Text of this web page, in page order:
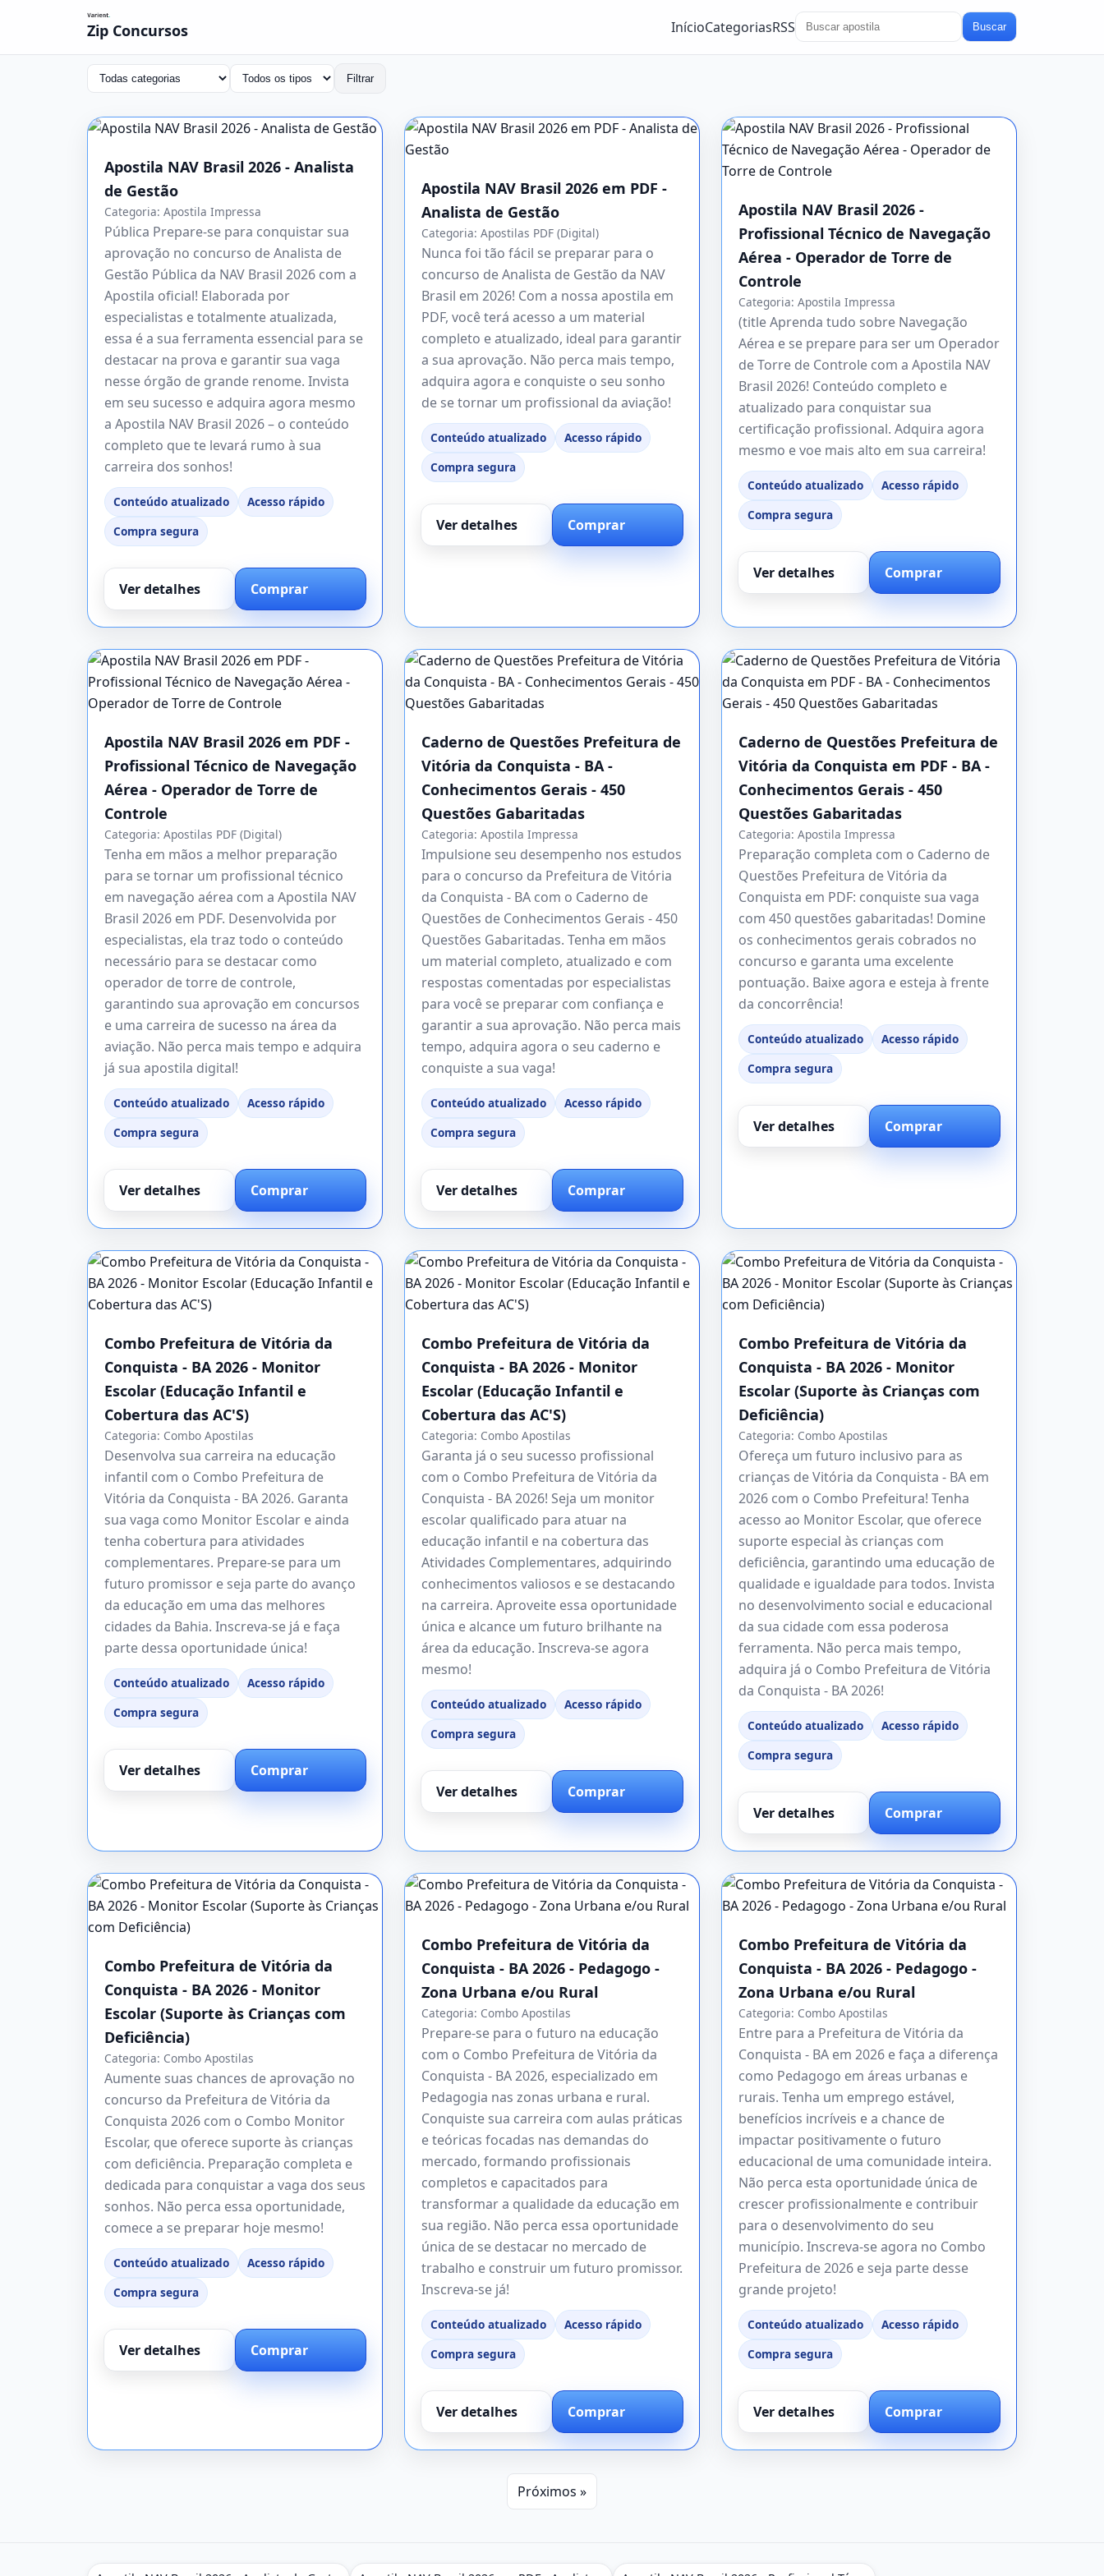
Zip Concursos InícioCategoriasRSS Buscar
Filtrar
Apostila NAV Brasil 2026 - Analista
de Gestão
Categoria: Apostila Impressa
Pública Prepare-se para conquistar sua
aprovação no concurso de Analista de
Gestão Pública da NAV Brasil 2026 com a
Apostila oficial! Elaborada por
especialistas e totalmente atualizada,
essa é a sua ferramenta essencial para se
destacar na prova e garantir sua vaga
nesse órgão de grande renome. Invista
em seu sucesso e adquira agora mesmo
a Apostila NAV Brasil 2026 – o conteúdo
completo que te levará rumo à sua
carreira dos sonhos!
Conteúdo atualizado
Acesso rápido
Compra segura
Ver detalhes Comprar
Apostila NAV Brasil 2026 em PDF -
Analista de Gestão
Categoria: Apostilas PDF (Digital)
Nunca foi tão fácil se preparar para o
concurso de Analista de Gestão da NAV
Brasil em 2026! Com a nossa apostila em
PDF, você terá acesso a um material
completo e atualizado, ideal para garantir
a sua aprovação. Não perca mais tempo,
adquira agora e conquiste o seu sonho
de se tornar um profissional da aviação!
Conteúdo atualizado
Acesso rápido
Compra segura
Ver detalhes Comprar
Apostila NAV Brasil 2026 -
Profissional Técnico de Navegação
Aérea - Operador de Torre de
Controle
Categoria: Apostila Impressa
(title Aprenda tudo sobre Navegação
Aérea e se prepare para ser um Operador
de Torre de Controle com a Apostila NAV
Brasil 2026! Conteúdo completo e
atualizado para conquistar sua
certificação profissional. Adquira agora
mesmo e voe mais alto em sua carreira!
Conteúdo atualizado
Acesso rápido
Compra segura
Ver detalhes Comprar
Apostila NAV Brasil 2026 em PDF -
Profissional Técnico de Navegação
Aérea - Operador de Torre de
Controle
Categoria: Apostilas PDF (Digital)
Tenha em mãos a melhor preparação
para se tornar um profissional técnico
em navegação aérea com a Apostila NAV
Brasil 2026 em PDF. Desenvolvida por
especialistas, ela traz todo o conteúdo
necessário para se destacar como
operador de torre de controle,
garantindo sua aprovação em concursos
e uma carreira de sucesso na área da
aviação. Não perca mais tempo e adquira
já sua apostila digital!
Conteúdo atualizado
Acesso rápido
Compra segura
Ver detalhes Comprar
Caderno de Questões Prefeitura de
Vitória da Conquista - BA -
Conhecimentos Gerais - 450
Questões Gabaritadas
Categoria: Apostila Impressa
Impulsione seu desempenho nos estudos
para o concurso da Prefeitura de Vitória
da Conquista - BA com o Caderno de
Questões de Conhecimentos Gerais - 450
Questões Gabaritadas. Tenha em mãos
um material completo, atualizado e com
respostas comentadas por especialistas
para você se preparar com confiança e
garantir a sua aprovação. Não perca mais
tempo, adquira agora o seu caderno e
conquiste a sua vaga!
Conteúdo atualizado
Acesso rápido
Compra segura
Ver detalhes Comprar
Caderno de Questões Prefeitura de
Vitória da Conquista em PDF - BA -
Conhecimentos Gerais - 450
Questões Gabaritadas
Categoria: Apostila Impressa
Preparação completa com o Caderno de
Questões Prefeitura de Vitória da
Conquista em PDF: conquiste sua vaga
com 450 questões gabaritadas! Domine
os conhecimentos gerais cobrados no
concurso e garanta uma excelente
pontuação. Baixe agora e esteja à frente
da concorrência!
Conteúdo atualizado
Acesso rápido
Compra segura
Ver detalhes Comprar
Combo Prefeitura de Vitória da
Conquista - BA 2026 - Monitor
Escolar (Educação Infantil e
Cobertura das AC'S)
Categoria: Combo Apostilas
Desenvolva sua carreira na educação
infantil com o Combo Prefeitura de
Vitória da Conquista - BA 2026. Garanta
sua vaga como Monitor Escolar e ainda
tenha cobertura para atividades
complementares. Prepare-se para um
futuro promissor e seja parte do avanço
da educação em uma das melhores
cidades da Bahia. Inscreva-se já e faça
parte dessa oportunidade única!
Conteúdo atualizado
Acesso rápido
Compra segura
Ver detalhes Comprar
Combo Prefeitura de Vitória da
Conquista - BA 2026 - Monitor
Escolar (Educação Infantil e
Cobertura das AC'S)
Categoria: Combo Apostilas
Garanta já o seu sucesso profissional
com o Combo Prefeitura de Vitória da
Conquista - BA 2026! Seja um monitor
escolar qualificado para atuar na
educação infantil e na cobertura das
Atividades Complementares, adquirindo
conhecimentos valiosos e se destacando
na carreira. Aproveite essa oportunidade
única e alcance um futuro brilhante na
área da educação. Inscreva-se agora
mesmo!
Conteúdo atualizado
Acesso rápido
Compra segura
Ver detalhes Comprar
Combo Prefeitura de Vitória da
Conquista - BA 2026 - Monitor
Escolar (Suporte às Crianças com
Deficiência)
Categoria: Combo Apostilas
Ofereça um futuro inclusivo para as
crianças de Vitória da Conquista - BA em
2026 com o Combo Prefeitura! Tenha
acesso ao Monitor Escolar, que oferece
suporte especial às crianças com
deficiência, garantindo uma educação de
qualidade e igualdade para todos. Invista
no desenvolvimento social e educacional
da sua cidade com essa poderosa
ferramenta. Não perca mais tempo,
adquira já o Combo Prefeitura de Vitória
da Conquista - BA 2026!
Conteúdo atualizado
Acesso rápido
Compra segura
Ver detalhes Comprar
Combo Prefeitura de Vitória da
Conquista - BA 2026 - Monitor
Escolar (Suporte às Crianças com
Deficiência)
Categoria: Combo Apostilas
Aumente suas chances de aprovação no
concurso da Prefeitura de Vitória da
Conquista 2026 com o Combo Monitor
Escolar, que oferece suporte às crianças
com deficiência. Preparação completa e
dedicada para conquistar a vaga dos seus
sonhos. Não perca essa oportunidade,
comece a se preparar hoje mesmo!
Conteúdo atualizado
Acesso rápido
Compra segura
Ver detalhes Comprar
Combo Prefeitura de Vitória da
Conquista - BA 2026 - Pedagogo -
Zona Urbana e/ou Rural
Categoria: Combo Apostilas
Prepare-se para o futuro na educação
com o Combo Prefeitura de Vitória da
Conquista - BA 2026, especializado em
Pedagogia nas zonas urbana e rural.
Conquiste sua carreira com aulas práticas
e teóricas focadas nas demandas do
mercado, formando profissionais
completos e capacitados para
transformar a qualidade da educação em
sua região. Não perca essa oportunidade
única de se destacar no mercado de
trabalho e construir um futuro promissor.
Inscreva-se já!
Conteúdo atualizado
Acesso rápido
Compra segura
Ver detalhes Comprar
Combo Prefeitura de Vitória da
Conquista - BA 2026 - Pedagogo -
Zona Urbana e/ou Rural
Categoria: Combo Apostilas
Entre para a Prefeitura de Vitória da
Conquista - BA em 2026 e faça a diferença
como Pedagogo em áreas urbanas e
rurais. Tenha um emprego estável,
benefícios incríveis e a chance de
impactar positivamente o futuro
educacional de uma comunidade inteira.
Não perca esta oportunidade única de
crescer profissionalmente e contribuir
para o desenvolvimento do seu
município. Inscreva-se agora no Combo
Prefeitura de 2026 e seja parte desse
grande projeto!
Conteúdo atualizado
Acesso rápido
Compra segura
Ver detalhes Comprar
Próximos »